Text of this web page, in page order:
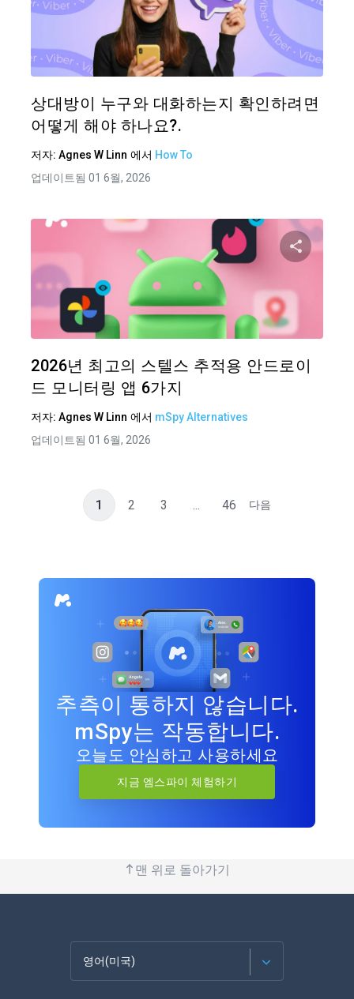
상대방이 누구와 대화하는지 확인하려면
어떻게 해야 하나요?.
저자: Agnes W Linn 에서 How To
업데이트됨 01 6월, 2026
2026년 최고의 스텔스 추적용 안드로이
드 모니터링 앱 6가지
저자: Agnes W Linn 에서 mSpy Alternatives
업데이트됨 01 6월, 2026
1 2 3 ... 46 다음
추측이 통하지 않습니다.
mSpy는 작동합니다.
오늘도 안심하고 사용하세요
지금 엠스파이 체험하기
맨 위로 돌아가기
영어(미국)